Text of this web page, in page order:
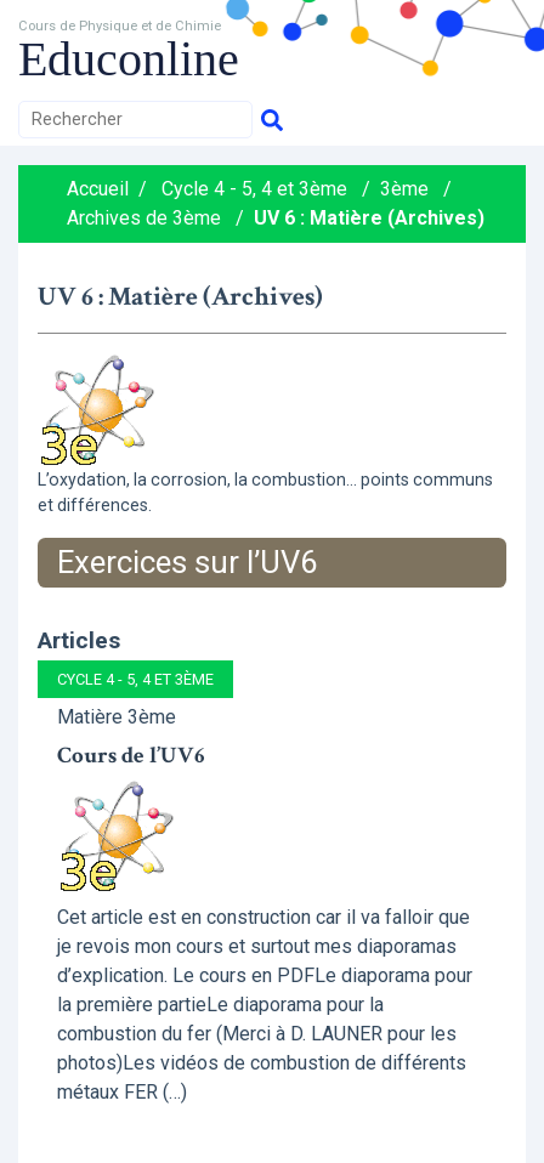
Cours de Physique et de Chimie
Educonline
Accueil / Cycle 4 - 5, 4 et 3ème / 3ème
/
Archives de 3ème
/ UV 6 : Matière (Archives)
UV 6 : Matière (Archives)
L’oxydation, la corrosion, la combustion... points communs
et différences.
Exercices sur l’UV6
Articles
CYCLE 4 - 5, 4 ET 3ÈME
Matière 3ème
Cours de l’UV6
Cet article est en construction car il va falloir que
je revois mon cours et surtout mes diaporamas
d’explication. Le cours en PDFLe diaporama pour
la première partieLe diaporama pour la
combustion du fer (Merci à D. LAUNER pour les
photos)Les vidéos de combustion de différents
métaux FER (…)